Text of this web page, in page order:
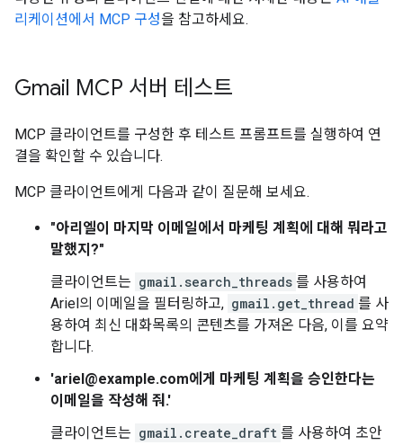
리케이션에서 MCP 구성을 참고하세요.
Gmail MCP 서버 테스트
MCP 클라이언트를 구성한 후 테스트 프롬프트를 실행하여 연
결을 확인할 수 있습니다.
MCP 클라이언트에게 다음과 같이 질문해 보세요.
"아리엘이 마지막 이메일에서 마케팅 계획에 대해 뭐라고
말했지?"
클라이언트는 gmail.search_threads 를 사용하여
Ariel의 이메일을 필터링하고, gmail.get_thread 를 사
용하여 최신 대화목록의 콘텐츠를 가져온 다음, 이를 요약
합니다.
'ariel@example.com에게 마케팅 계획을 승인한다는
이메일을 작성해 줘.'
클라이언트는 gmail.create_draft 를 사용하여 초안